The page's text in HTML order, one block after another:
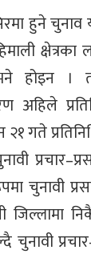
हुने
क्षेत्रका
होइन ।
अहिले
गते
चुनावी
जिल्लामा
चुनावी